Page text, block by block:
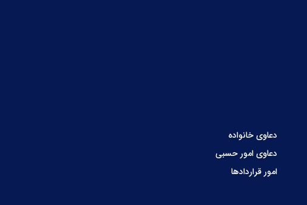
دعاوی خانواده
دعاوی امور حسبی
امور قراردادها